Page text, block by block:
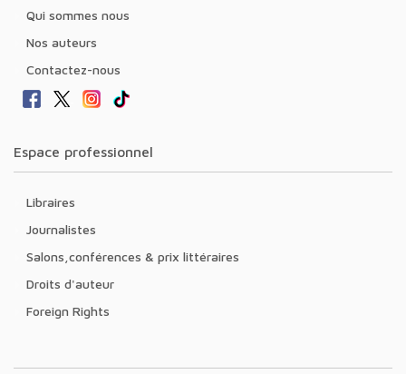
Qui sommes nous
Nos auteurs
Contactez-nous
Espace professionnel
Libraires
Journalistes
Salons,conférences & prix littéraires
Droits d'auteur
Foreign Rights